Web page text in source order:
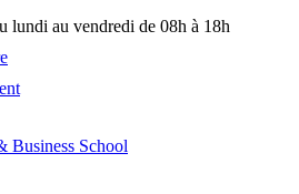
lundi au vendredi de 08h à 18h
Business School